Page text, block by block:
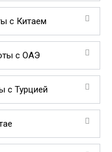
с Китаем
с ОАЭ
с Турцией